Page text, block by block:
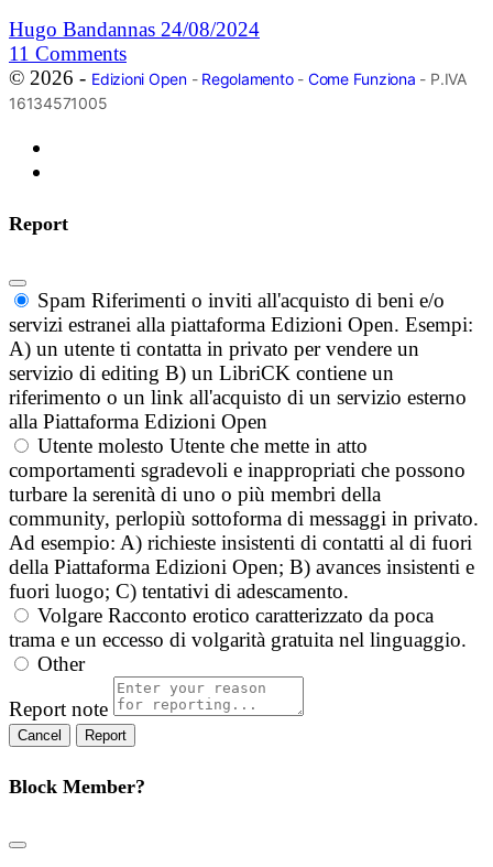
Hugo Bandannas 24/08/2024
11 Comments
© 2026 - Edizioni Open- Regolamento- Come Funziona - P.IVA
16134571005
Report
Spam Riferimenti o inviti all'acquisto di beni e/o
servizi estranei alla piattaforma Edizioni Open. Esempi:
A) un utente ti contatta in privato per vendere un
servizio di editing B) un LibriCK contiene un
riferimento o un link all'acquisto di un servizio esterno
alla Piattaforma Edizioni Open
Utente molesto Utente che mette in atto
comportamenti sgradevoli e inappropriati che possono
turbare la serenità di uno o più membri della
community, perlopiù sottoforma di messaggi in privato.
Ad esempio: A) richieste insistenti di contatti al di fuori
della Piattaforma Edizioni Open; B) avances insistenti e
fuori luogo; C) tentativi di adescamento.
Volgare Racconto erotico caratterizzato da poca
trama e un eccesso di volgarità gratuita nel linguaggio.
Other
Report note
Report
Block Member?